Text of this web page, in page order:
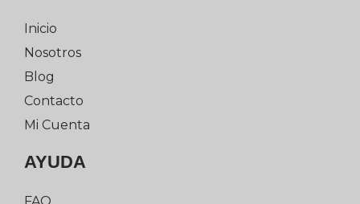
Inicio
Nosotros
Blog
Contacto
Mi Cuenta
AYUDA